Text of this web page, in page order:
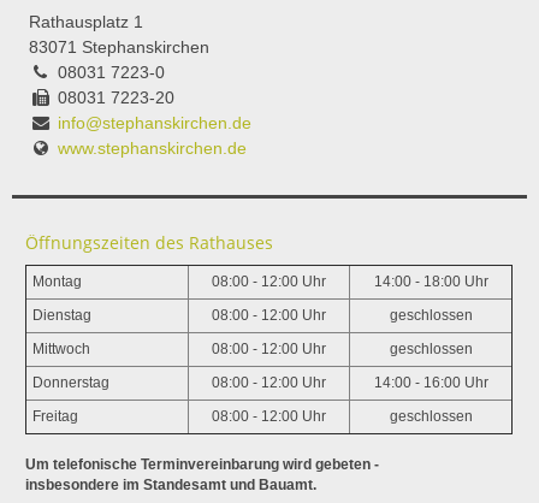
Rathausplatz 1
83071 Stephanskirchen
08031 7223-0
08031 7223-20
info@stephanskirchen.de
www.stephanskirchen.de
Öffnungszeiten des Rathauses
Montag 08:00 - 12:00 Uhr 14:00 - 18:00 Uhr
Dienstag 08:00 - 12:00 Uhr geschlossen
Mittwoch 08:00 - 12:00 Uhr geschlossen
Donnerstag 08:00 - 12:00 Uhr 14:00 - 16:00 Uhr
Freitag 08:00 - 12:00 Uhr geschlossen
Um telefonische Terminvereinbarung wird gebeten -
insbesondere im Standesamt und Bauamt.